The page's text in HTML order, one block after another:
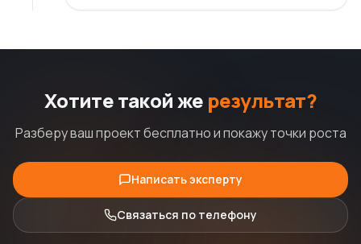
Хотите такой же результат?
Разберу ваш проект бесплатно и покажу точки роста
Написать эксперту
Связаться по телефону